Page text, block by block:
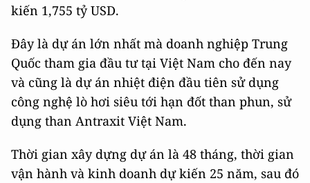
kiến 1,755 tỷ USD.
Đây là dự án lớn nhất mà doanh nghiệp Trung
Quốc tham gia đầu tư tại Việt Nam cho đến nay
và cũng là dự án nhiệt điện đầu tiên sử dụng
công nghệ lò hơi siêu tới hạn đốt than phun, sử
dụng than Antraxit Việt Nam.
Thời gian xây dựng dự án là 48 tháng, thời gian
vận hành và kinh doanh dự kiến 25 năm, sau đó